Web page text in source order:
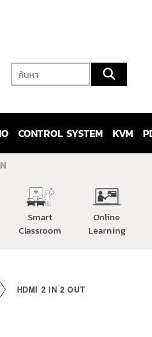
CONTROL SYSTEM KVM
Smart
Classroom
Online
Learning
HDMI 2 IN 2 OUT